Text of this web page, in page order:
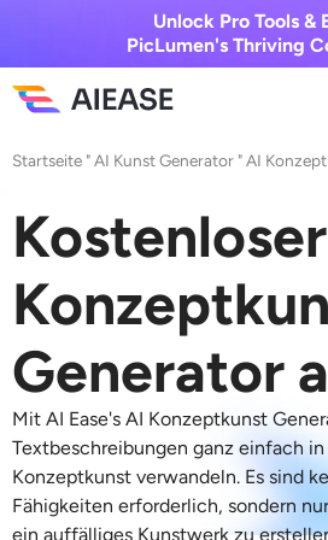
Unlock Pro Tools &
PicLumen's Thriving
Heim
KI-Video
Text zu Video
Bild zu Video
Videoeffekte
KI-Kuss-Generator
Videoeffekte
KI-Bild
Bild zu Bild
Text zu Bild
KI-Werkzeuge
Foto-Editor & -Creator
Auszeichnung
Startseite "AI Kunst Generator "AI
Generator
Mit AI Ease's AI Konzeptkunst
Textbeschreibungen ganz einfach
Konzeptkunst verwandeln. Es sind
Fähigkeiten erforderlich, sondern
ein auffälliges Kunstwerk zu